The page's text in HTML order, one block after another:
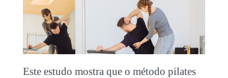
Este estudo mostra que o método pilates